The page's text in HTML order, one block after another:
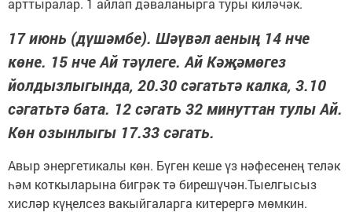
17 июнь (дүшәмбе). Шәүвәл аеның 14 нче
көне. 15 нче Ай тәүлеге. Ай Кәҗәмөгез
йолдызлыгында, 20.30 сәгатьтә калка, 3.10
сәгатьтә бата. 12 сәгать 32 минуттан тулы Ай.
Көн озынлыгы 17.33 сәгать.
Авыр энергетикалы көн. Бүген кеше үз нәфесенең теләк
һәм коткыларына бигрәк тә бирешүчән.Тыелгысыз
хисләр күңелсез вакыйгаларга китерергә мөмкин.